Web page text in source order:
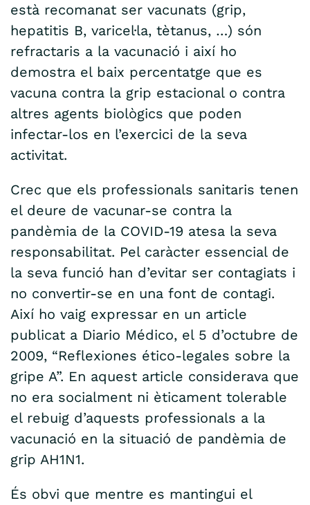
està recomanat ser vacunats (grip,
hepatitis B, varicel·la, tètanus, …) són
refractaris a la vacunació i així ho
demostra el baix percentatge que es
vacuna contra la grip estacional o contra
altres agents biològics que poden
infectar-los en l’exercici de la seva
activitat.
Crec que els professionals sanitaris tenen
el deure de vacunar-se contra la
pandèmia de la COVID-19 atesa la seva
responsabilitat. Pel caràcter essencial de
la seva funció han d’evitar ser contagiats i
no convertir-se en una font de contagi.
Així ho vaig expressar en un article
publicat a Diario Médico, el 5 d’octubre de
2009, “Reflexiones ético-legales sobre la
gripe A”. En aquest article considerava que
no era socialment ni èticament tolerable
el rebuig d’aquests professionals a la
vacunació en la situació de pandèmia de
grip AH1N1.
És obvi que mentre es mantingui el